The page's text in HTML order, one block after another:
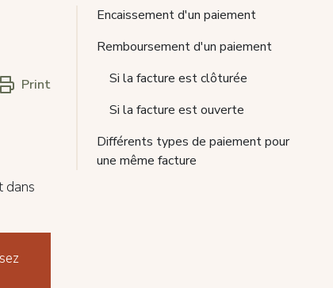
Print
dans
Encaissement d'un paiement
Remboursement d'un paiement
Si la facture est clôturée
Si la facture est ouverte
Différents types de paiement pour
une même facture